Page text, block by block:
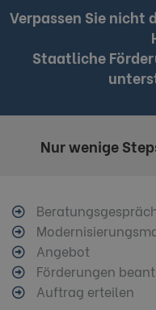
Verpassen Sie nicht
Staatliche
Nur wenige
Angebot
Förderungen
Auftrag erteilen